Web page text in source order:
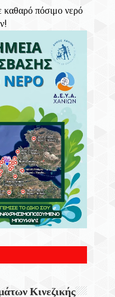
Ξεναγήσεις Για
Πινακοθήκη
Κασταμονίτσα Με
Κρήτης
Του
10
Επισκεπτών
Τουρισμό
Τον Σωτήρη
Κανακάκη
πόσιμο νερό
Κινεζικής